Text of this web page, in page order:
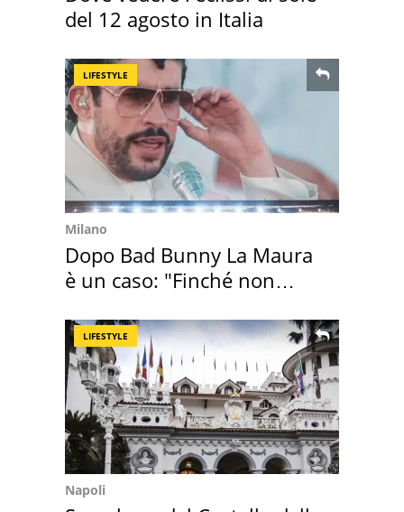
del 12 agosto in Italia
LIFESTYLE
Milano
Dopo Bad Bunny La Maura
è un caso: "Finché non
LIFESTYLE
Napoli